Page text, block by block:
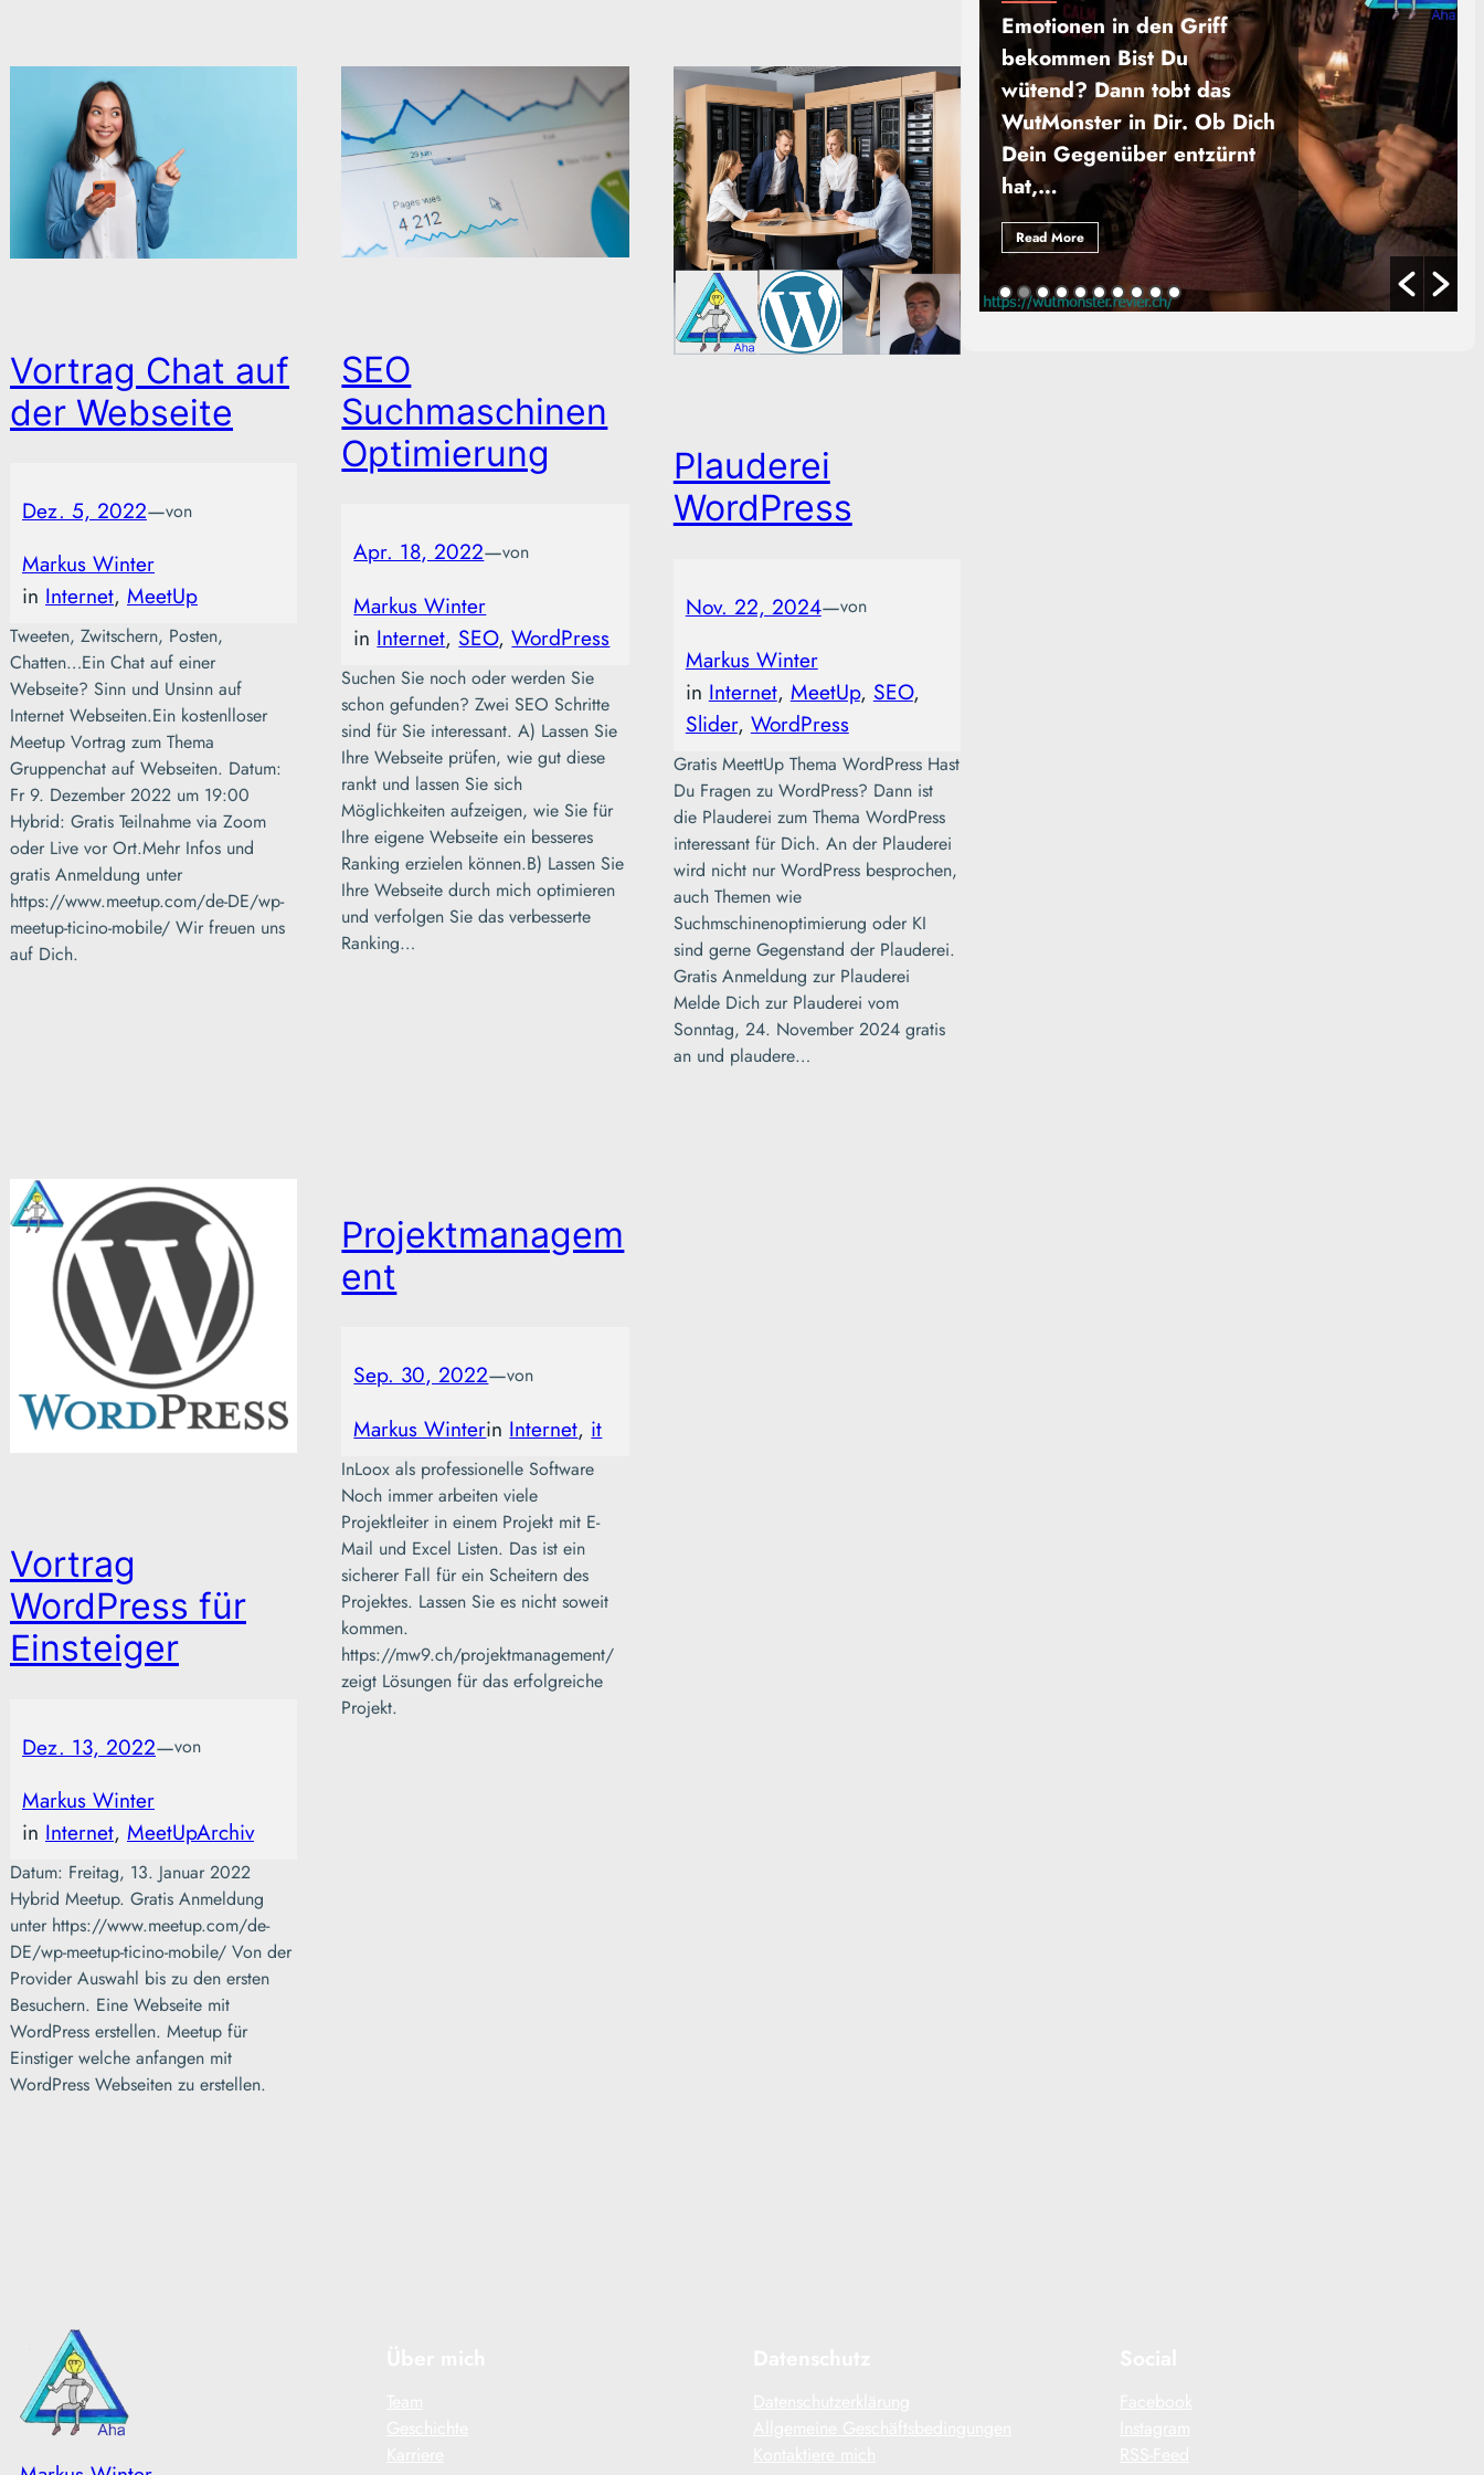
Vortrag Chat auf
der Webseite
Dez. 5, 2022—von
Markus Winter
in Internet, MeetUp
Tweeten, Zwitschern, Posten,
Chatten…Ein Chat auf einer
Webseite? Sinn und Unsinn auf
Internet Webseiten.Ein kostenlloser
Meetup Vortrag zum Thema
Gruppenchat auf Webseiten. Datum:
Fr 9. Dezember 2022 um 19:00
Hybrid: Gratis Teilnahme via Zoom
oder Live vor Ort.Mehr Infos und
gratis Anmeldung unter
https://www.meetup.com/de-DE/wp-
meetup-ticino-mobile/ Wir freuen uns
auf Dich.
SEO
Suchmaschinen
Optimierung
Apr. 18, 2022—von
Markus Winter
in Internet, SEO, WordPress
Suchen Sie noch oder werden Sie
schon gefunden? Zwei SEO Schritte
sind für Sie interessant. A) Lassen Sie
Ihre Webseite prüfen, wie gut diese
rankt und lassen Sie sich
Möglichkeiten aufzeigen, wie Sie für
Ihre eigene Webseite ein besseres
Ranking erzielen können.B) Lassen Sie
Ihre Webseite durch mich optimieren
und verfolgen Sie das verbesserte
Ranking…
Plauderei
WordPress
Nov. 22, 2024—von
Markus Winter
in Internet, MeetUp, SEO
Slider, WordPress
Gratis MeettUp Thema WordPress Hast
Du Fragen zu WordPress? Dann ist
die Plauderei zum Thema WordPress
interessant für Dich. An der Plauderei
wird nicht nur WordPress besprochen,
auch Themen wie
Suchmschinenoptimierung oder KI
sind gerne Gegenstand der Plauderei.
Gratis Anmeldung zur Plauderei
Melde Dich zur Plauderei vom
Sonntag, 24. November 2024 gratis
an und plaudere…
Vortrag
WordPress für
Einsteiger
Dez. 13, 2022—von
Markus Winter
in Internet, MeetUpArchiv
Datum: Freitag, 13. Januar 2022
Hybrid Meetup. Gratis Anmeldung
unter https://www.meetup.com/de-
DE/wp-meetup-ticino-mobile/ Von der
Provider Auswahl bis zu den ersten
Besuchern. Eine Webseite mit
WordPress erstellen. Meetup für
Einstiger welche anfangen mit
WordPress Webseiten zu erstellen.
Projektmanagem
ent
Sep. 30, 2022—von
Markus Winterin Internet, it
InLoox als professionelle Software
Noch immer arbeiten viele
Projektleiter in einem Projekt mit E-
Mail und Excel Listen. Das ist ein
sicherer Fall für ein Scheitern des
Projektes. Lassen Sie es nicht soweit
kommen.
https://mw9.ch/projektmanagement/
zeigt Lösungen für das erfolgreiche
Projekt.
Grotto Ein kleiner Strand
am Fluss Ticino verleitet
zum Baden und danach zu
einem guten Apéro…
Read More
Conversions auf den
Webseiten geht massiv
zurück. Das muss nicht
Read More
Emotionen in den Griff
bekommen Bist Du
wütend? Dann tobt das
WutMonster in Dir. Ob Dich
Dein Gegenüber entzürnt
hat,…
Read More